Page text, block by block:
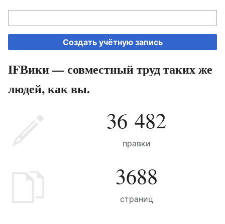
Создать учётную запись
IFВики — совместный труд таких же
людей, как вы.
36 482
правки
3688
страниц